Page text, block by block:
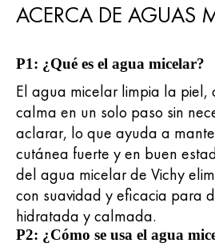
ACERCA DE AGUAS
P1: ¿Qué es el agua micelar?
El agua micelar limpia la piel,
calma en un solo paso sin
aclarar, lo que ayuda a
cutánea fuerte y en buen
del agua micelar de Vichy
con suavidad y eficacia para
hidratada y calmada.
P2: ¿Cómo se usa el agua